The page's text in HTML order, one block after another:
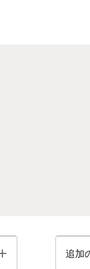
Toggle 追加